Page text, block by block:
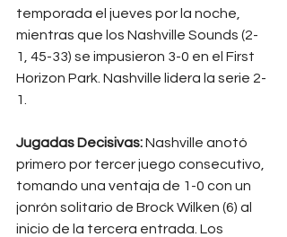
temporada el jueves por la noche,
mientras que los Nashville Sounds (2-
1, 45-33) se impusieron 3-0 en el First
Horizon Park. Nashville lidera la serie 2-
1.
Jugadas Decisivas: Nashville anotó
primero por tercer juego consecutivo,
tomando una ventaja de 1-0 con un
jonrón solitario de Brock Wilken (6) al
inicio de la tercera entrada. Los